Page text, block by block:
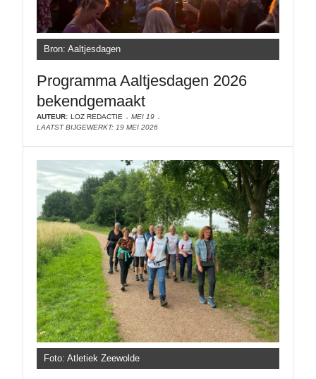
Bron: Aaltjesdagen
Programma Aaltjesdagen 2026
bekendgemaakt
AUTEUR: LOZ REDACTIE
MEI 19
LAATST BIJGEWERKT: 19 MEI 2026
Foto: Atletiek Zeewolde